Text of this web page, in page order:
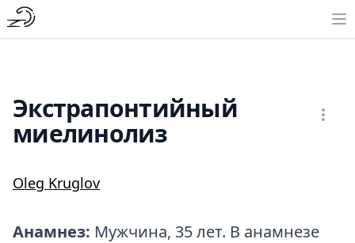
Экстрапонтийный
миелинолиз
Oleg Kruglov
Анамнез: Мужчина, 35 лет. В анамнезе